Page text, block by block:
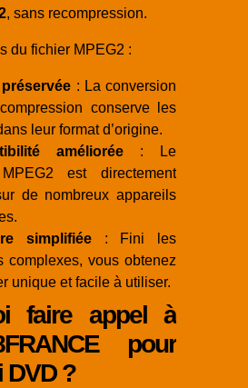
, sans recompression.
du fichier MPEG2 :
: La conversion
conserve les
leur format d’origine.
améliorée : Le
est directement
de nombreux appareils
simplifiée: Fini les
complexes, vous obtenez
unique et facile à utiliser.
faire appel à
pour
?